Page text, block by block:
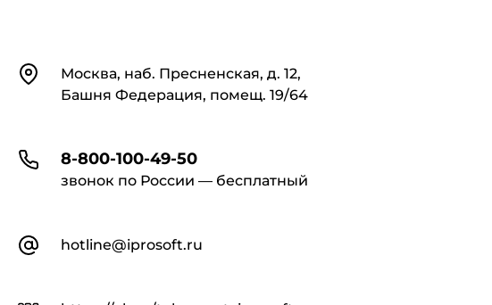
КонтактыМосква, наб. Пресненская, д. 12,
Башня Федерация, помещ. 19/64
8-800-100-49-50
звонок по России — бесплатный
hotline@iprosoft.ru